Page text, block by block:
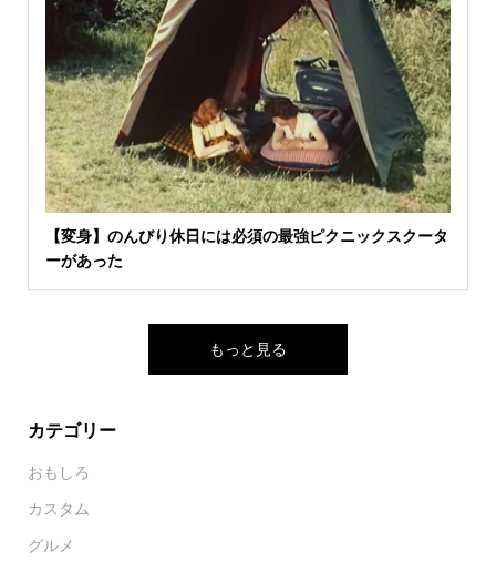
【変身】のんびり休日には必須の最強ピクニックスクータ
ーがあった
もっと見る
カテゴリー
おもしろ
カスタム
グルメ